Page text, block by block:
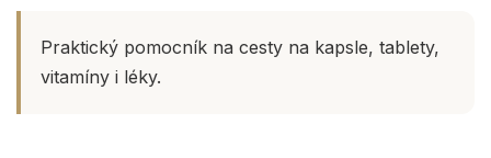
Praktický pomocník na cesty na kapsle, tablety,
vitamíny i léky.